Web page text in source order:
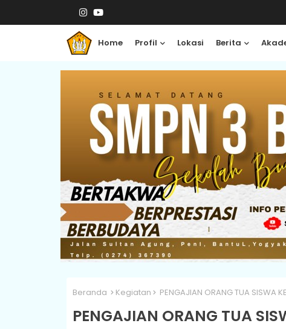
Home Profil Lokasi Berita
Beranda Kegiatan PENGAJIAN ORANG TUA SISWA
PENGAJIAN ORANG TUA